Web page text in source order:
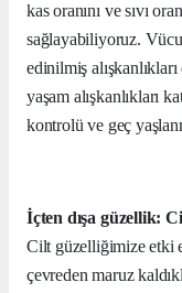
kas oranını ve sıvı
sağlayabiliyoruz.
edinilmiş
yaşam alışkanlıkları
kontrolü ve geç
İçten dışa güzellik:
Cilt güzelliğimize etki
çevreden maruz